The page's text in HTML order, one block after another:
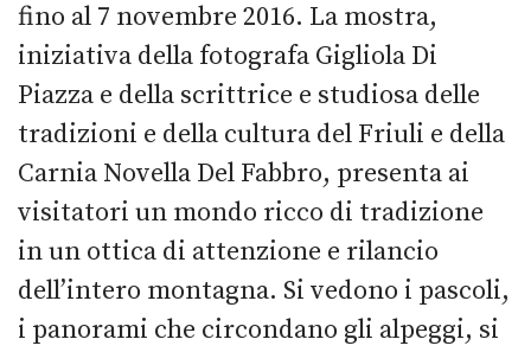
fino al 7 novembre 2016. La mostra,
iniziativa della fotografa Gigliola Di
Piazza e della scrittrice e studiosa delle
tradizioni e della cultura del Friuli e della
Carnia Novella Del Fabbro, presenta ai
visitatori un mondo ricco di tradizione
in un ottica di attenzione e rilancio
dell’intero montagna. Si vedono i pascoli,
i panorami che circondano gli alpeggi, si